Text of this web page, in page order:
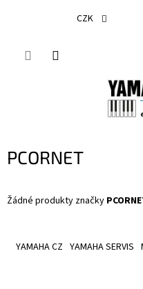
CZK
PCORNET
Žádné produkty značky
YAMAHA CZ YAMAHA SERVIS